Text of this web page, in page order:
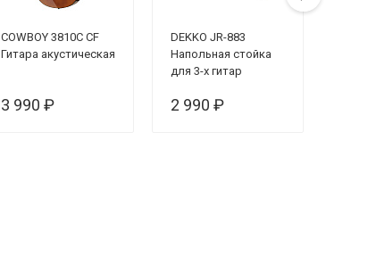
COWBOY 3810C CF
Гитара акустическая
3 990 ₽
DEKKO JR-883
Напольная стойка
для 3-х гитар
2 990 ₽